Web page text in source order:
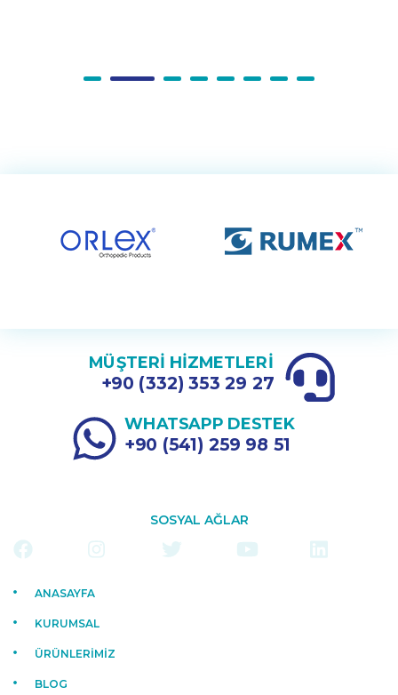
MÜŞTERİ HİZMETLERİ
+90 (332) 353 29 27
WHATSAPP DESTEK
+90 (541) 259 98 51
SOSYAL AĞLAR
ANASAYFA
KURUMSAL
ÜRÜNLERİMİZ
BLOG